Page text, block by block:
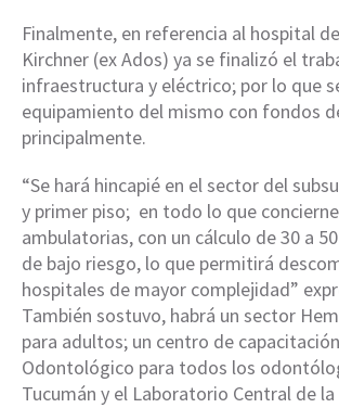
Finalmente, en referencia al hospital
Kirchner (ex Ados) ya se finalizó el
infraestructura y eléctrico; por lo que
equipamiento del mismo con fondos
principalmente.
“Se hará hincapié en el sector del
y primer piso; en todo lo que
ambulatorias, con un cálculo de 30 a
de bajo riesgo, lo que permitirá
hospitales de mayor complejidad”
También sostuvo, habrá un sector
para adultos; un centro de
Odontológico para todos los
Tucumán y el Laboratorio Central de